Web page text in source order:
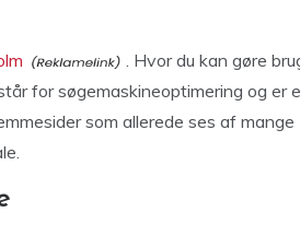
. Hvor du kan gøre
for søgemaskineoptimering og er
som allerede ses af mange